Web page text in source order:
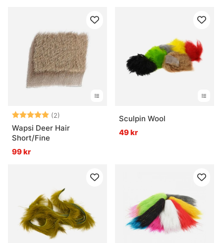
Betyg: (2)
5.0 utav 5 stjärnor
Wapsi Deer Hair
Short/Fine
99 kr
Sculpin Wool
49 kr